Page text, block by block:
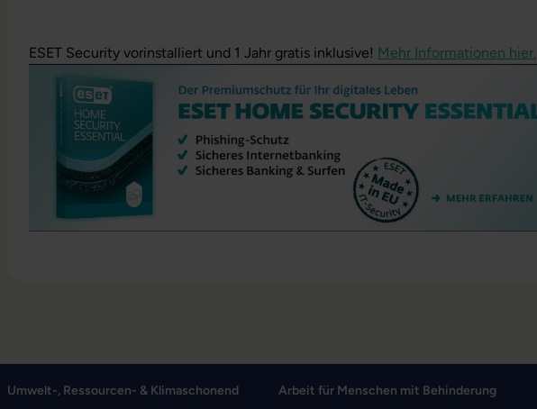
ESET Security vorinstalliert und 1 Jahr gratis inklusive! Mehr Informationen hier.
Umwelt-, Ressourcen- & Klimaschonend Arbeit für Menschen mit Behinderung